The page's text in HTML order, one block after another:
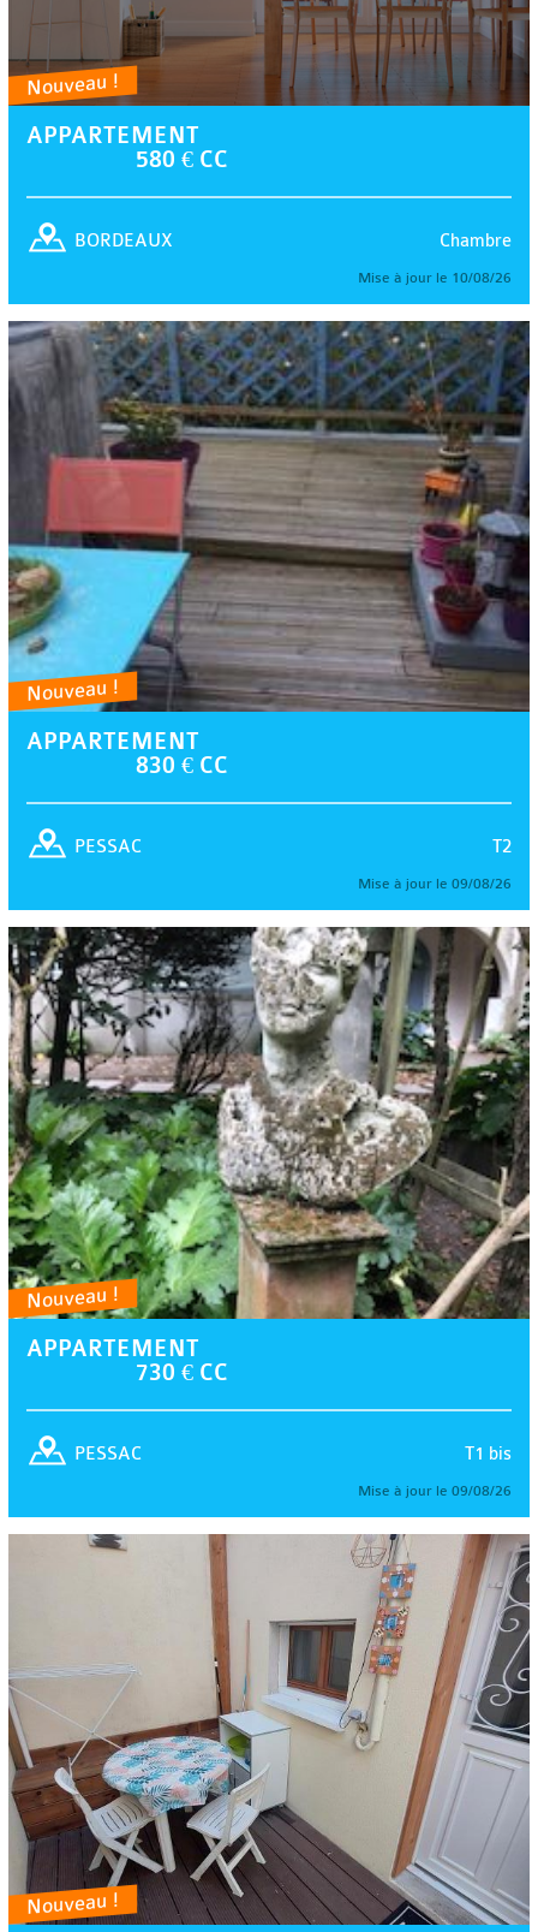
Nouveau !
APPARTEMENT
580 € CC
Chambre
BORDEAUX
Mise à jour le 10/08/26
Nouveau !
APPARTEMENT
830 € CC
T2
PESSAC
Mise à jour le 09/08/26
Nouveau !
APPARTEMENT
730 € CC
T1 bis
PESSAC
Mise à jour le 09/08/26
Nouveau !